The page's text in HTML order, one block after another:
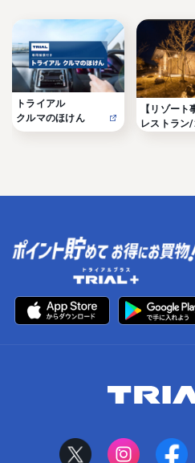
トライアル
クルマのほけん
【リゾー
レストラン/